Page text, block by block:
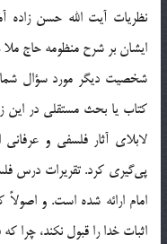
نظريات آيت الله حسن زاده
ايشان بر شرح منظومه حاج
شخصيت ديگر مورد سؤال
كتاب يا بحث مستقلي در اين
لابلاي آثار فلسفي و
پي‌گيري كرد. تقريرات درس
امام ارائه شده است. و
اثبات خدا را قبول نكند، چرا